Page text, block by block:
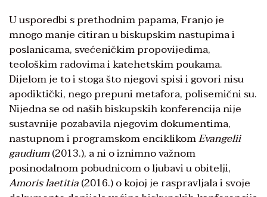
U usporedbi s prethodnim papama, Franjo je
mnogo manje citiran u biskupskim nastupima i
poslanicama, svećeničkim propovijedima,
teološkim radovima i katehetskim poukama.
Dijelom je to i stoga što njegovi spisi i govori nisu
apodiktički, nego prepuni metafora, polisemični su.
Nijedna se od naših biskupskih konferencija nije
sustavnije pozabavila njegovim dokumentima,
nastupnom i programskom enciklikomEvangelii
gaudium(2013.), a ni o iznimno važnom
posinodalnom pobudnicom o ljubavi u obitelji,
Amoris laetitia(2016.) o kojoj je raspravljala i svoje